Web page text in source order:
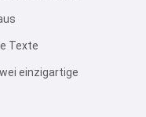
Texte
einzigartige